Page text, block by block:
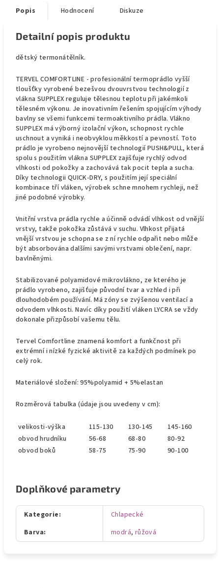
Popis Hodnocení Diskuze
Detailní popis produktu
dětský termonátělník.
TERVEL COMFORTLINE - profesionální termoprádlo vyšší
tloušťky vyrobené bezešvou dvouvrstvou technologií z
vlákna SUPPLEX reguluje tělesnou teplotu při jakémkoli
tělesném výkonu. Je inovativním řešením spojujícím výhody
bavlny se všemi funkcemi termoaktivního prádla. Vlákno
SUPPLEX má výborný izolační výkon, schopnost rychle
uschnout a vyniká i neobvyklou měkkostí a pevností. Toto
prádlo je vyrobeno nejnovější technologií PUSH&PULL, která
spolu s použitím vlákna SUPPLEX zajišťuje rychlý odvod
vlhkosti od pokožky a zachovává tak pocit tepla a sucha.
Díky technologii QUICK-DRY, s použitím její speciální
kombinace tří vláken, výrobek schne mnohem rychleji, než
jiné podobné výrobky.
Vnitřní vrstva prádla rychle a účinně odvádí vlhkost od vnější
vrstvy, takže pokožka zůstává v suchu. Vlhkost přijatá
vnější vrstvou je schopna se z ní rychle odpařit nebo může
být absorbována dalšími savými vrstvami oblečení, napr.
bavlněnými.
Stabilizované polyamidové mikrovlákno, ze kterého je
prádlo vyrobeno, zajišťuje původní tvar a vzhled i při
dlouhodobém používání. Má zóny se zvýšenou ventilací a
odvodem vlhkosti. Navíc díky použití vláken LYCRA se vždy
dokonale přizpůsobí vašemu tělu.
Tervel Comfortline znamená komfort a funkčnost při
extrémní i nízké fyzické aktivitě za každých podmínek po
celý rok.
Materiálové složení: 95%polyamid + 5%elastan
Rozměrová tabulka (údaje jsou uvedeny v cm):
velikosti-výška 115-130 130-145
145-160
obvod hrudníku
56-68 68-80
80-92
obvod boků
58-75 75-90 90-100
Doplňkové parametry
Kategorie:
Chlapecké
Barva: modrá, růžová